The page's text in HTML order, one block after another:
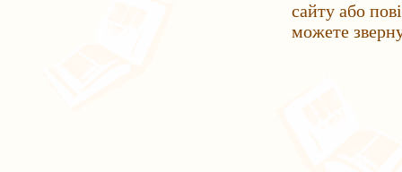
сайту або
можете